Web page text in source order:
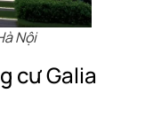
Nội
cư Galia